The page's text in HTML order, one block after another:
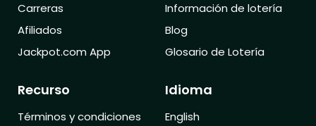
Carreras
Afiliados
Jackpot.com App
Información de lotería
Blog
Glosario de Lotería
Recurso
Términos y condiciones
Idioma
English